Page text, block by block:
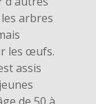
arbres
les œufs.
assis